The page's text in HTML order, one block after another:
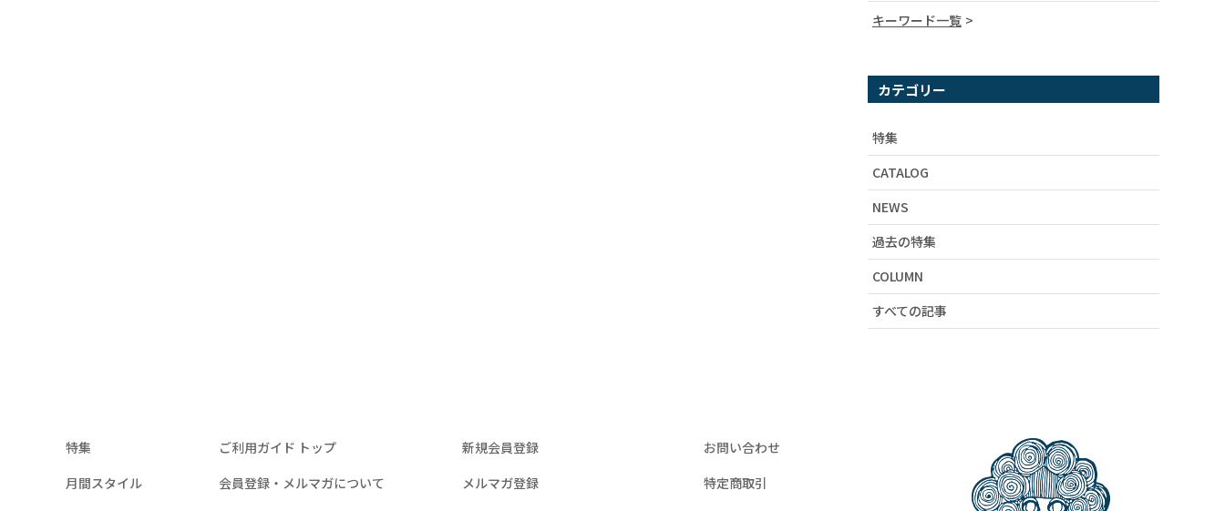
キーワード一覧
# 柄ワンピース
# バイカラー
# ドット
# 刺繍
# スカラーちゃん
# パリティのくま
# 大人カワイイ
# 新作アイテム
# レース
# クラゲ
カテゴリー
特集
CATALOG
NEWS
過去の特集
COLUMN
すべての記事
特集
月間スタイル
ご利用ガイド トップ
会員登録・メルマガについて
新規会員登録
メルマガ登録
お問い合わせ
特定商取引